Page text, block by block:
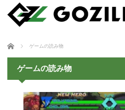
ホーム ゲームの読み物
ゲームの読み物